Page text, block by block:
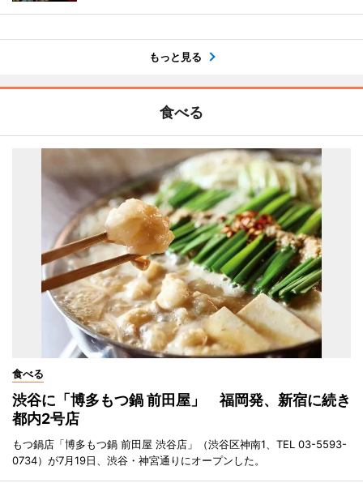
もっと見る
食べる
食べる
渋谷に「博多もつ鍋 前田屋」 福岡発、新宿に続き
都内2号店
もつ鍋店「博多もつ鍋 前田屋 渋谷店」（渋谷区神南1、TEL 03-5593-
0734）が7月19日、渋谷・神宮通りにオープンした。